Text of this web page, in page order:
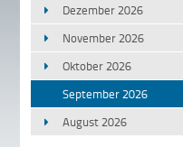
Dezember 2026
November 2026
Oktober 2026
September 2026
August 2026